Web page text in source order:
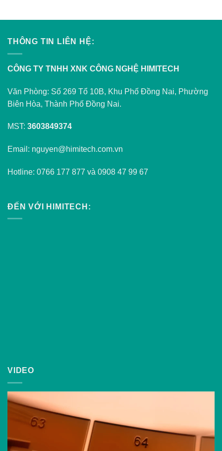
THÔNG TIN LIÊN HỆ:
CÔNG TY TNHH XNK CÔNG NGHỆ HIMITECH
Văn Phòng: Số 269 Tổ 10B, Khu Phố Đồng Nai, Phường
Biên Hòa, Thành Phố Đồng Nai.
MST: 3603849374
Email: nguyen@himitech.com.vn
Hotline: 0766 177 877 và 0908 47 99 67
ĐẾN VỚI HIMITECH:
VIDEO